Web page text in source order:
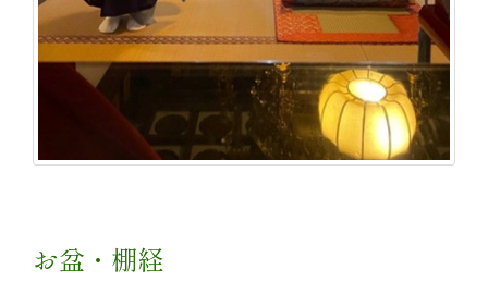
お盆・棚経